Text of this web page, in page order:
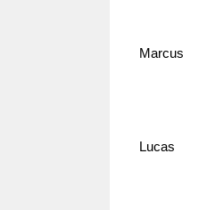
Marcus
Lucas